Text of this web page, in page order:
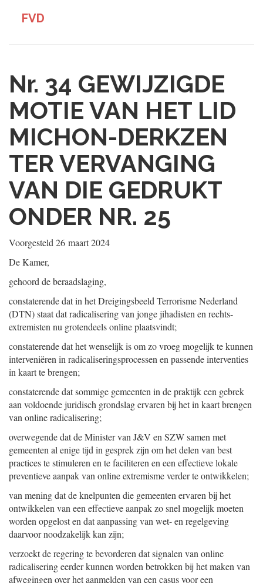
FVD
Nr. 34 GEWIJZIGDE
MOTIE VAN HET LID
MICHON-DERKZEN
TER VERVANGING
VAN DIE GEDRUKT
ONDER NR. 25
Voorgesteld 26 maart 2024
De Kamer,
gehoord de beraadslaging,
constaterende dat in het Dreigingsbeeld Terrorisme Nederland
(DTN) staat dat radicalisering van jonge jihadisten en rechts-
extremisten nu grotendeels online plaatsvindt;
constaterende dat het wenselijk is om zo vroeg mogelijk te kunnen
interveniëren in radicaliseringsprocessen en passende interventies
in kaart te brengen;
constaterende dat sommige gemeenten in de praktijk een gebrek
aan voldoende juridisch grondslag ervaren bij het in kaart brengen
van online radicalisering;
overwegende dat de Minister van J&V en SZW samen met
gemeenten al enige tijd in gesprek zijn om het delen van best
practices te stimuleren en te faciliteren en een effectieve lokale
preventieve aanpak van online extremisme verder te ontwikkelen;
van mening dat de knelpunten die gemeenten ervaren bij het
ontwikkelen van een effectieve aanpak zo snel mogelijk moeten
worden opgelost en dat aanpassing van wet- en regelgeving
daarvoor noodzakelijk kan zijn;
verzoekt de regering te bevorderen dat signalen van online
radicalisering eerder kunnen worden betrokken bij het maken van
afwegingen over het aanmelden van een casus voor een